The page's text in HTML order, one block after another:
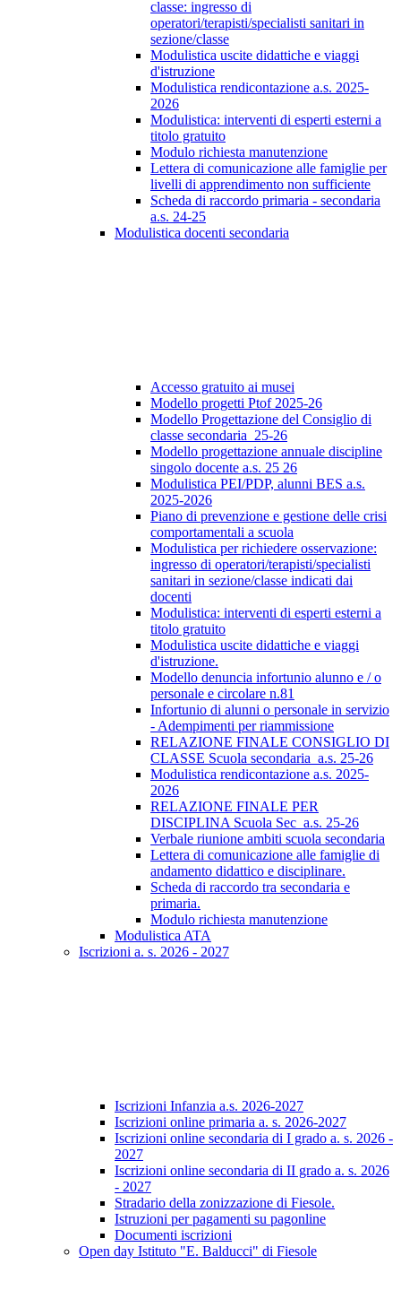
classe: ingresso di
operatori/terapisti/specialisti sanitari in
sezione/classe
Modulistica uscite didattiche e viaggi
d'istruzione
Modulistica rendicontazione a.s. 2025-
2026
Modulistica: interventi di esperti esterni a
titolo gratuito
Modulo richiesta manutenzione
Lettera di comunicazione alle famiglie per
livelli di apprendimento non sufficiente
Scheda di raccordo primaria - secondaria
a.s. 24-25
Modulistica docenti secondaria
Accesso gratuito ai musei
Modello progetti Ptof 2025-26
Modello Progettazione del Consiglio di
classe secondaria_25-26
Modello progettazione annuale discipline
singolo docente a.s. 25 26
Modulistica PEI/PDP, alunni BES a.s.
2025-2026
Piano di prevenzione e gestione delle crisi
comportamentali a scuola
Modulistica per richiedere osservazione:
ingresso di operatori/terapisti/specialisti
sanitari in sezione/classe indicati dai
docenti
Modulistica: interventi di esperti esterni a
titolo gratuito
Modulistica uscite didattiche e viaggi
d'istruzione.
Modello denuncia infortunio alunno e / o
personale e circolare n.81
Infortunio di alunni o personale in servizio
- Adempimenti per riammissione
RELAZIONE FINALE CONSIGLIO DI
CLASSE Scuola secondaria_a.s. 25-26
Modulistica rendicontazione a.s. 2025-
2026
RELAZIONE FINALE PER
DISCIPLINA Scuola Sec_a.s. 25-26
Verbale riunione ambiti scuola secondaria
Lettera di comunicazione alle famiglie di
andamento didattico e disciplinare.
Scheda di raccordo tra secondaria e
primaria.
Modulo richiesta manutenzione
Modulistica ATA
Iscrizioni a. s. 2026 - 2027
Iscrizioni Infanzia a.s. 2026-2027
Iscrizioni online primaria a. s. 2026-2027
Iscrizioni online secondaria di I grado a. s. 2026 -
2027
Iscrizioni online secondaria di II grado a. s. 2026
- 2027
Stradario della zonizzazione di Fiesole.
Istruzioni per pagamenti su pagonline
Documenti iscrizioni
Open day Istituto "E. Balducci" di Fiesole